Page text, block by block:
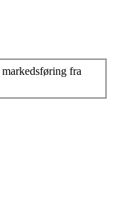
markedsføring fra